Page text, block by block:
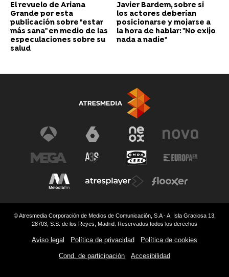
El revuelo de Ariana
Grande por esta
publicación sobre "estar
más sana" en medio de las
especulaciones sobre su
salud
Javier Bardem, sobre si
los actores deberían
posicionarse y mojarse a
la hora de hablar: "No exijo
nada a nadie"
© Atresmedia Corporación de Medios de Comunicación, S.A - A. Isla Graciosa 13,
28703, S.S. de los Reyes, Madrid. Reservados todos los derechos
Aviso legal Política de privacidad Política de cookies
Cond. de participación Accesibilidad